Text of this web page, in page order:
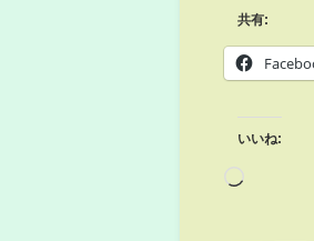
共有:
いいね: